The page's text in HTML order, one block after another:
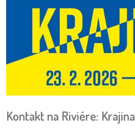
Historický
kalendár
mestské
Kontakt na Riviére: Krajina